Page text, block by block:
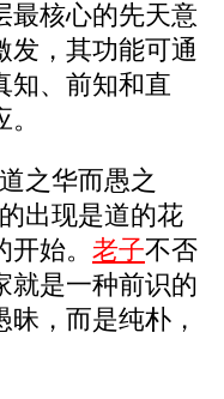
最核心的先天意
发，其功能可通
知、前知和直
之华而愚之
出现是道的花
始。 老子不否
就是一种前识的
，而是纯朴，